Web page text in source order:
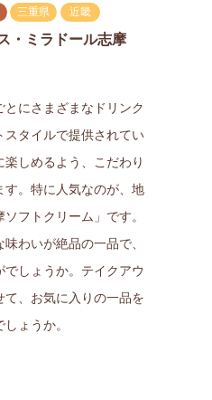
三重県 近畿
・ミラドール志摩
にさまざまなドリンク
タイルで提供されてい
しめるよう、こだわり
。特に人気なのが、地
フトクリーム」です。
わいが絶品の一品で、
しょうか。テイクアウ
て、お気に入りの一品を
ょうか。